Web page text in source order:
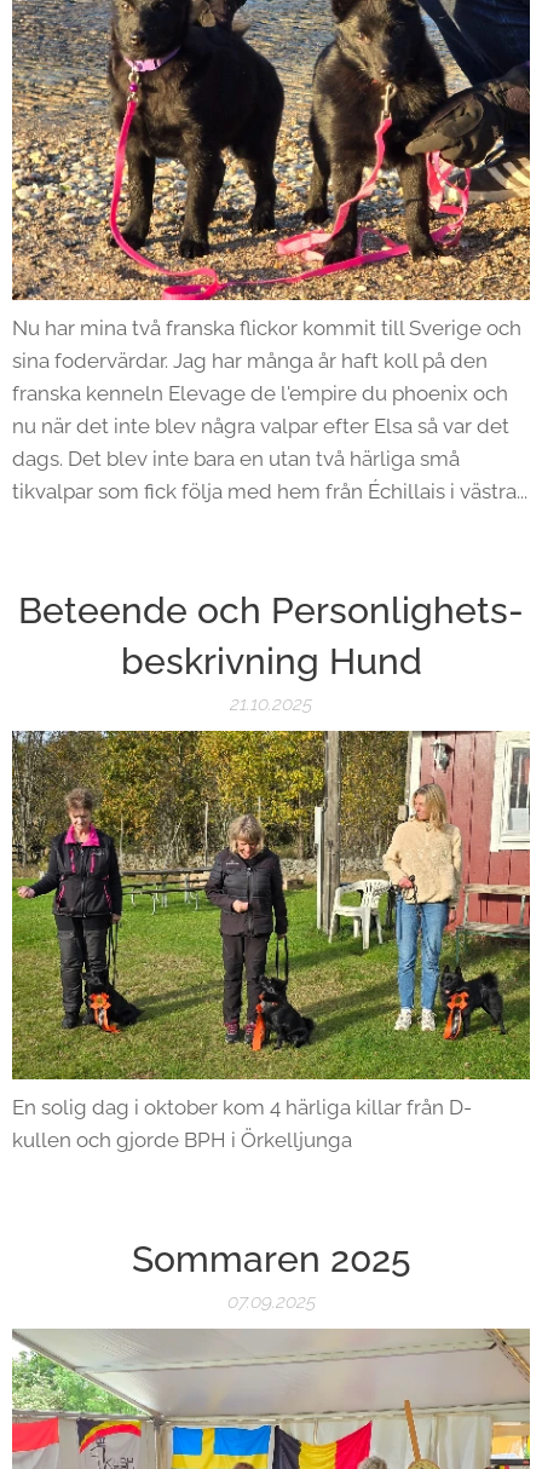
Nu har mina två franska flickor kommit till Sverige och
sina fodervärdar. Jag har många år haft koll på den
franska kenneln Elevage de l'empire du phoenix och
nu när det inte blev några valpar efter Elsa så var det
dags. Det blev inte bara en utan två härliga små
tikvalpar som fick följa med hem från Échillais i västra...
Beteende och Personlighets-
beskrivning Hund
21.10.2025
En solig dag i oktober kom 4 härliga killar från D-
kullen och gjorde BPH i Örkelljunga
Sommaren 2025
07.09.2025